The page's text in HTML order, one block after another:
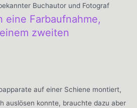
Buchautor und Fotograf
eine Farbaufnahme,
zweiten
auf einer Schiene montiert,
auslösen konnte, brauchte dazu aber